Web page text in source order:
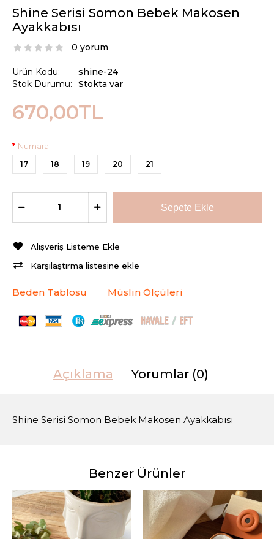
Shine Serisi Somon Bebek Makosen
Ayakkabısı
0 yorum
Ürün Kodu:
Stok Durumu:
shine-24
Stokta var
670,00TL
Numara
17 18 19 20 21
Alışveriş Listeme Ekle
Karşılaştırma listesine ekle
Beden Tablosu Müslin Ölçüleri
Açıklama Yorumlar (0)
Shine Serisi Somon Bebek Makosen Ayakkabısı
Benzer Ürünler